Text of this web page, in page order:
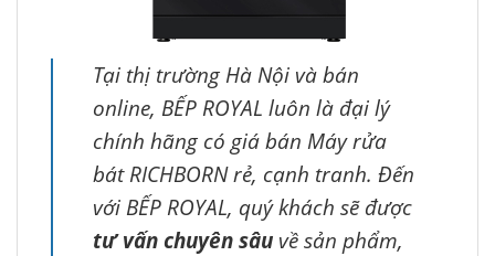
Tại thị trường Hà Nội và bán
online, BẾP ROYAL luôn là đại lý
chính hãng có giá bán Máy rửa
bát RICHBORN rẻ, cạnh tranh. Đến
với BẾP ROYAL, quý khách sẽ được
tư vấn chuyên sâu về sản phẩm,